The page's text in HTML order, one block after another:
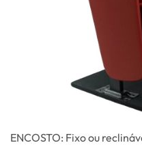
ENCOSTO: Fixo ou